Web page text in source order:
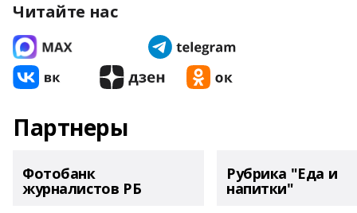
Читайте нас
Партнеры
Фотобанк
журналистов РБ
Рубрика "Еда и
напитки"